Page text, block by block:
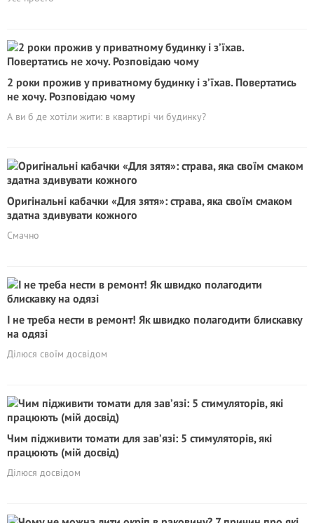
2 роки прожив у приватному будинку і з’їхав. Повертатись
не хочу. Розповідаю чому
А ви б де хотіли жити: в квартирі чи будинку?
Оригінальні кабачки «Для зятя»: страва, яка своїм смаком
здатна здивувати кожного
Смачно
І не треба нести в ремонт! Як швидко полагодити блискавку
на одязі
Ділюся своїм досвідом
Чим підживити томати для зав’язі: 5 стимуляторів, які
працюють (мій досвід)
Ділюся досвідом